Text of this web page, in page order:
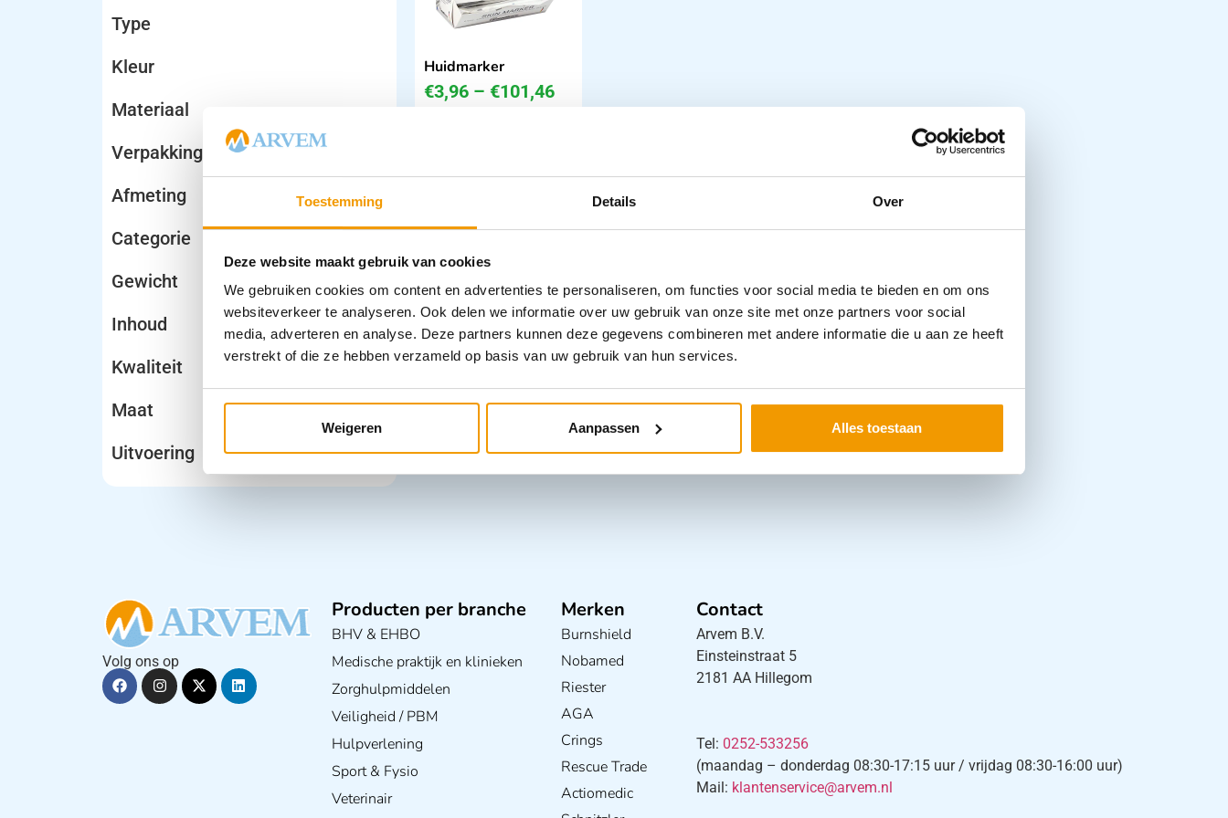
Toestemming Details Over
Deze website maakt gebruik van cookies
We gebruiken cookies om content en advertenties te personaliseren, om functies voor social media te bieden en om ons
websiteverkeer te analyseren. Ook delen we informatie over uw gebruik van onze site met onze partners voor social
media, adverteren en analyse. Deze partners kunnen deze gegevens combineren met andere informatie die u aan ze heeft
verstrekt of die ze hebben verzameld op basis van uw gebruik van hun services.
Weigeren Aanpassen Alles toestaan
Type
Kleur
Materiaal
Verpakking
Afmeting
Categorie
Gewicht
Inhoud
Kwaliteit
Maat
Uitvoering
Huidmarker
€3,96 – €101,46
Opties bekijken
Volg ons op
Producten per branche
BHV & EHBO
Medische praktijk en klinieken
Zorghulpmiddelen
Veiligheid / PBM
Hulpverlening
Sport & Fysio
Veterinair
Merken
Burnshield
Nobamed
Riester
AGA
Crings
Rescue Trade
Actiomedic
Contact
Arvem B.V.
Einsteinstraat 5
2181 AA Hillegom
Tel: 0252-533256
(maandag – donderdag 08:30-17:15 uur / vrijdag 08:30-16:00 uur)
Mail: klantenservice@arvem.nl
E-mail:
Schrijf je in voor de nieuwsbrief en ontvang elke 4
weken informatie over onze diensten, producten en